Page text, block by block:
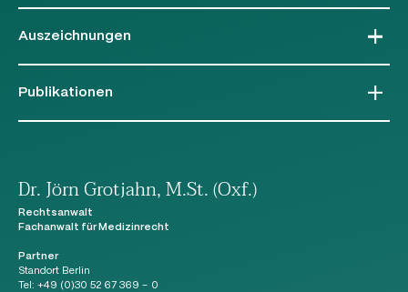
Pharmazeutischen Industrie e. V. (BPI)
Hertford Society
Auszeichnungen
Handelsblatt - Best Lawyers | „Deutschlands beste Anwälte“ (seit 2021)
Gesundheitsrecht
Publikationen
Dr. Jörn Grotjahn, M.St. (Oxf.)
Rechtsanwalt
Fachanwalt für Medizinrecht
Partner
Standort Berlin
Tel:+49 (0)30 52 67 369 – 0